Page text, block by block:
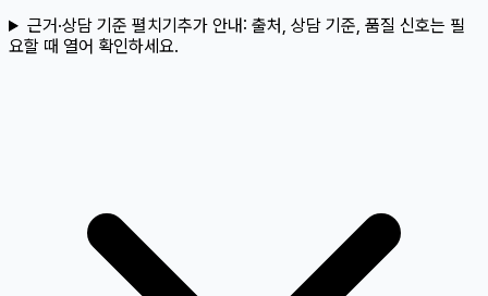
근거·상담 기준 펼치기추가 안내: 출처, 상담 기준, 품질 신호는 필
요할 때 열어 확인하세요.